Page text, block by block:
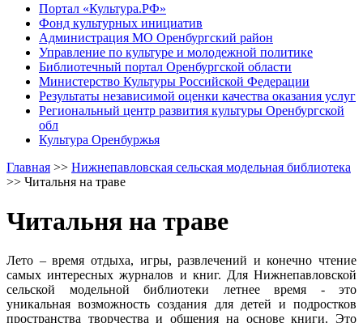
Портал «Культура.РФ»
Фонд культурных инициатив
Администрация МО Оренбургский район
Управление по культуре и молодежной политике
Библиотечный портал Оренбургской области
Министерство Культуры Российской Федерации
Результаты независимой оценки качества оказания услуг
Региональный центр развития культуры Оренбургской
обл
Культура Оренбуржья
Главная >> Нижнепавловская сельская модельная библиотека
>> Читальня на траве
Читальня на траве
Лето – время отдыха, игры, развлечений и конечно чтение
самых интересных журналов и книг. Для Нижнепавловской
сельской модельной библиотеки летнее время - это
уникальная возможность создания для детей и подростков
пространства творчества и общения на основе книги. Это